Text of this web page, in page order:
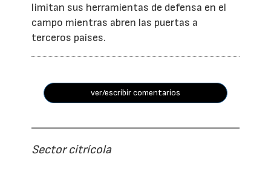
limitan sus herramientas de defensa en el
campo mientras abren las puertas a
terceros países.
ver/escribir comentarios
Sector citrícola